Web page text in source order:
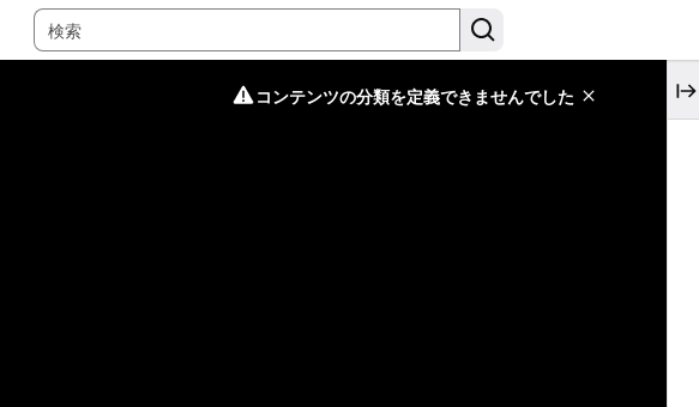
コンテンツの分類を定義できませんでした